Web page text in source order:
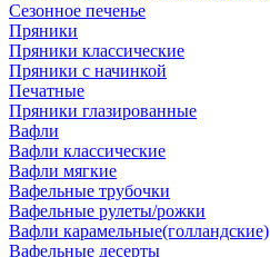
Сезонное печенье
Пряники
Пряники классические
Пряники с начинкой
Печатные
Пряники глазированные
Вафли
Вафли классические
Вафли мягкие
Вафельные трубочки
Вафельные рулеты/рожки
Вафли карамельные(голландские)
Вафельные десерты